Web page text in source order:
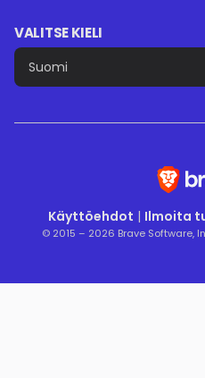
VALITSE KIELI
Käyttöehdot | Ilmoita
© 2015 – 2026 Brave Software,